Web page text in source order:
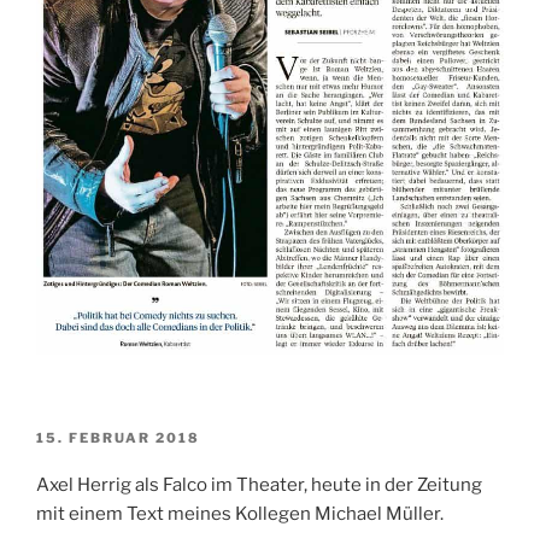
VERÖFFENTLICHT
15. FEBRUAR 2018
Axel Herrig als Falco im Theater, heute in der Zeitung
mit einem Text meines Kollegen Michael Müller.